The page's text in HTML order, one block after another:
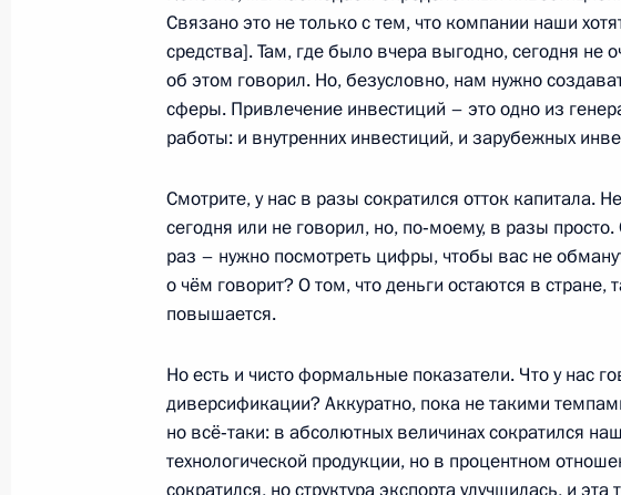
22 марта 2016 года, вторник
Заявления для прессы и ответы на вопросы
по итогам российско-финляндских переговоров
22 марта 2016 года, 18:40 Московская область, Ново-Огарёво
25 февраля 2016 года, четверг
Заявления для прессы по итогам заседания
Союзного государства России и Белоруссии
17 февраля 2016 года, среда
Связано это не только с тем, что компании наши
средства]. Там, где было вчера выгодно, сегодня не
об этом говорил. Но, безусловно, нам нужно
сферы. Привлечение инвестиций – это одно из
работы: и внутренних инвестиций, и зарубежных
Смотрите, у нас в разы сократился отток капитала.
сегодня или не говорил, но, по‑моему, в разы
раз – нужно посмотреть цифры, чтобы вас не
о чём говорит? О том, что деньги остаются в стране,
повышается.
Но есть и чисто формальные показатели. Что у нас
диверсификации? Аккуратно, пока не такими
но всё‑таки: в абсолютных величинах сократился
технологической продукции, но в процентном
сократился, но структура экспорта улучшилась, и